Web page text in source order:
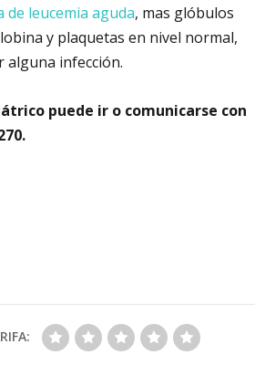
de leucemia aguda, mas glóbulos
y plaquetas en nivel normal,
alguna infección.
puede ir o comunicarse con